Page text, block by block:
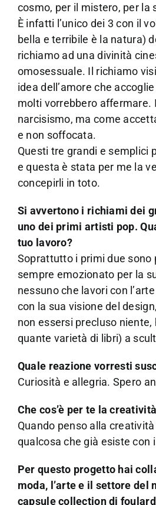
cosmo, per il mistero, per la
È infatti l’unico dei 3 con il
bella e terribile è la natura)
richiamo ad una divinità
omosessuale. Il richiamo
idea dell’amore che
molti vorrebbero affermare.
narcisismo, ma come
e non soffocata.
Questi tre grandi e semplici
e questa è stata per me la
concepirli in toto.
Si avvertono i richiami dei
uno dei primi artisti pop.
tuo lavoro?
Soprattutto i primi due sono
sempre emozionato per la
nessuno che lavori con
con la sua visione del
non essersi precluso
quante varietà di libri) a
Quale reazione vorresti
Curiosità e allegria. Spero
Che cos’è per te la
Quando penso alla
qualcosa che già esiste con
Per questo progetto hai
moda, l’arte e il settore
capsule collection di foulard